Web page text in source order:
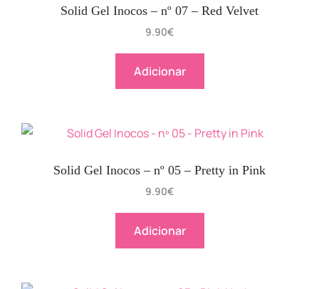
Solid Gel Inocos – nº 07 – Red Velvet
9.90€
Adicionar
Solid Gel Inocos – nº 05 – Pretty in Pink
9.90€
Adicionar